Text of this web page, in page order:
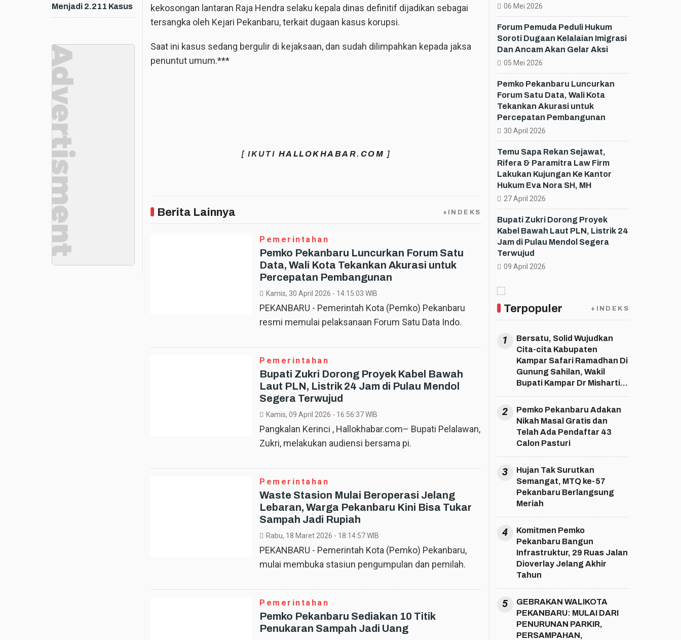
Menjadi 2.211 Kasus
kekosongan lantaran Raja Hendra selaku kepala dinas definitif dijadikan sebagai
tersangka oleh Kejari Pekanbaru, terkait dugaan kasus korupsi.
Saat ini kasus sedang bergulir di kejaksaan, dan sudah dilimpahkan kepada jaksa
penuntut umum.***
[ IKUTI HALLOKHABAR.COM ]
Berita Lainnya +INDEKS
Pemerintahan
Pemko Pekanbaru Luncurkan Forum Satu
Data, Wali Kota Tekankan Akurasi untuk
Percepatan Pembangunan
Kamis, 30 April 2026 - 14:15:03 WIB
PEKANBARU - Pemerintah Kota (Pemko) Pekanbaru
resmi memulai pelaksanaan Forum Satu Data Indo.
Pemerintahan
Bupati Zukri Dorong Proyek Kabel Bawah
Laut PLN, Listrik 24 Jam di Pulau Mendol
Segera Terwujud
Kamis, 09 April 2026 - 16:56:37 WIB
Pangkalan Kerinci , Hallokhabar.com– Bupati Pelalawan,
Zukri, melakukan audiensi bersama pi.
Pemerintahan
Waste Stasion Mulai Beroperasi Jelang
Lebaran, Warga Pekanbaru Kini Bisa Tukar
Sampah Jadi Rupiah
Rabu, 18 Maret 2026 - 18:14:57 WIB
PEKANBARU - Pemerintah Kota (Pemko) Pekanbaru,
mulai membuka stasiun pengumpulan dan pemilah.
Pemerintahan
Pemko Pekanbaru Sediakan 10 Titik
Penukaran Sampah Jadi Uang
06 Mei 2026
Forum Pemuda Peduli Hukum
Soroti Dugaan Kelalaian Imigrasi
Dan Ancam Akan Gelar Aksi
05 Mei 2026
Pemko Pekanbaru Luncurkan
Forum Satu Data, Wali Kota
Tekankan Akurasi untuk
Percepatan Pembangunan
30 April 2026
Temu Sapa Rekan Sejawat,
Rifera & Paramitra Law Firm
Lakukan Kujungan Ke Kantor
Hukum Eva Nora SH, MH
27 April 2026
Bupati Zukri Dorong Proyek
Kabel Bawah Laut PLN, Listrik 24
Jam di Pulau Mendol Segera
Terwujud
09 April 2026
Terpopuler +INDEKS
1
Bersatu, Solid Wujudkan
Cita-cita Kabupaten
Kampar Safari Ramadhan Di
Gunung Sahilan, Wakil
Bupati Kampar Dr Misharti
Wujudkan Cita-cita
Kabupaten Kampar
2
Pemko Pekanbaru Adakan
Nikah Masal Gratis dan
Telah Ada Pendaftar 43
Calon Pasturi
3
Hujan Tak Surutkan
Semangat, MTQ ke-57
Pekanbaru Berlangsung
Meriah
4
Komitmen Pemko
Pekanbaru Bangun
Infrastruktur, 29 Ruas Jalan
Dioverlay Jelang Akhir
Tahun
5
GEBRAKAN WALIKOTA
PEKANBARU: MULAI DARI
PENURUNAN PARKIR,
PERSAMPAHAN,